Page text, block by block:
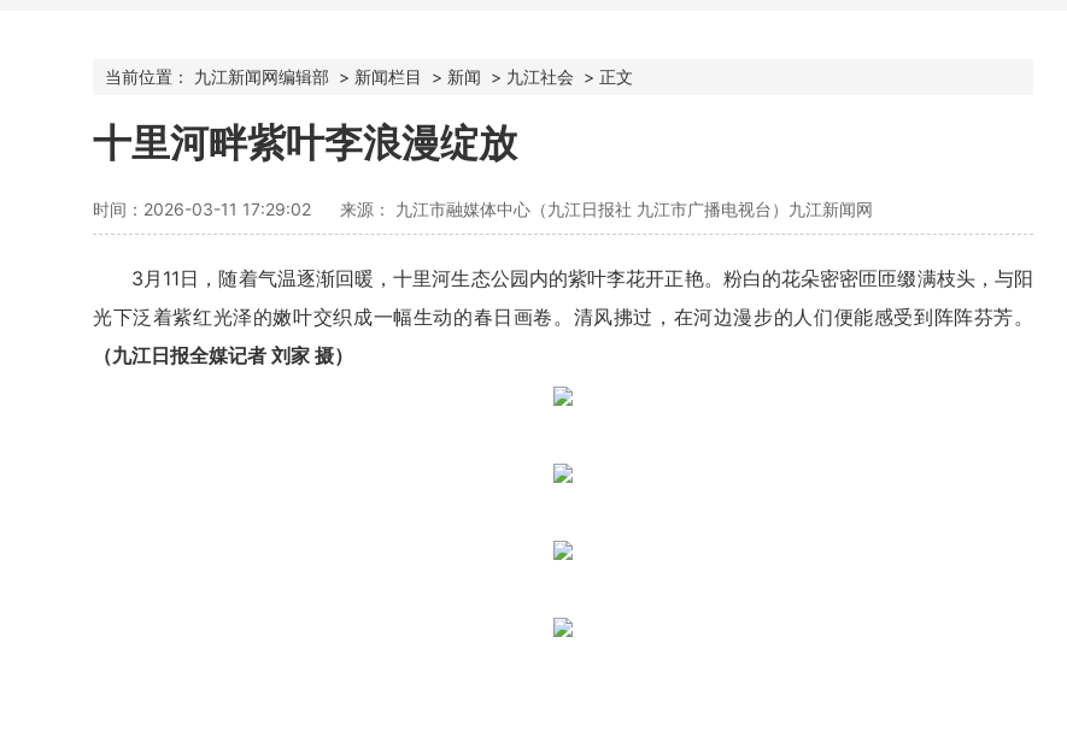
当前位置： 九江新闻网编辑部 > 新闻栏目 > 新闻 > 九江社会 > 正文
十里河畔紫叶李浪漫绽放
时间：2026-03-11 17:29:02 来源： 九江市融媒体中心（九江日报社 九江市广播电视台）九江新闻网
3月11日，随着气温逐渐回暖，十里河生态公园内的紫叶李花开正艳。粉白的花朵密密匝匝缀满枝头，与阳
光下泛着紫红光泽的嫩叶交织成一幅生动的春日画卷。清风拂过，在河边漫步的人们便能感受到阵阵芬芳。
（九江日报全媒记者 刘家 摄）